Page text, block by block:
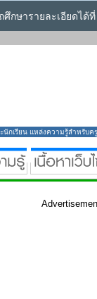
กษารายละเอียดได้ที่
กเรียน แหล่งความรู้สำหรับ